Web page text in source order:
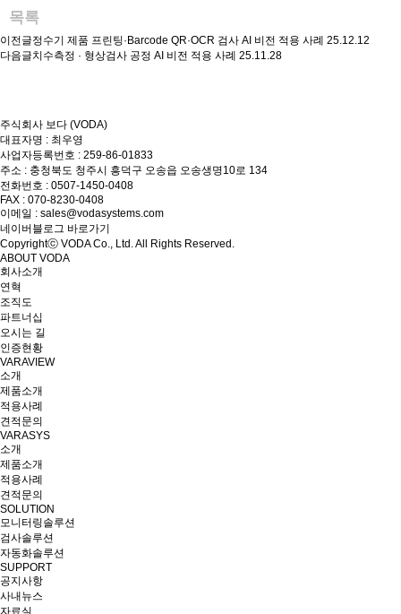
목록
이전글정수기 제품 프린팅·Barcode QR·OCR 검사 AI 비전 적용 사례 25.12.12
다음글치수측정 · 형상검사 공정 AI 비전 적용 사례 25.11.28
주식회사 보다 (VODA)
대표자명 : 최우영
사업자등록번호 : 259-86-01833
주소 : 충청북도 청주시 흥덕구 오송읍 오송생명10로 134
전화번호 : 0507-1450-0408
FAX : 070-8230-0408
이메일 : sales@vodasystems.com
네이버블로그 바로가기
Copyrightⓒ VODA Co., Ltd. All Rights Reserved.
ABOUT VODA
회사소개
연혁
조직도
파트너십
오시는 길
인증현황
VARAVIEW
소개
제품소개
적용사례
견적문의
VARASYS
소개
제품소개
적용사례
견적문의
SOLUTION
모니터링솔루션
검사솔루션
자동화솔루션
SUPPORT
공지사항
사내뉴스
자료실